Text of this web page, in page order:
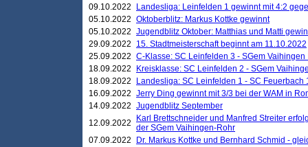
09.10.2022
Landesliga: Leinfelden 1 gewinnt mit 4:2
05.10.2022 Oktoberblitz: Markus Kottke gewinnt
05.10.2022 Jugendblitz Oktober: Matthias und Matti
29.09.2022
15. Stadtmeisterschaft beginnt am 11.10.2022
25.09.2022 C-Klasse: SC Leinfelden 3 - SGem Vaihingen
18.09.2022
Kreisklasse: SC Leinfelden 2 - SGem
18.09.2022
Landesliga: SC Leinfelden 1 - SC Feuerbach
16.09.2022 Jerry Ding gewinnt mit 3/3 bei der WAM in
14.09.2022 Jugendblitz September
12.09.2022
Karl Brettschneider und Manfred Streiter
der SGem Vaihingen-Rohr
07.09.2022
Dr. Markus Kottke und Bernhard Schmid -